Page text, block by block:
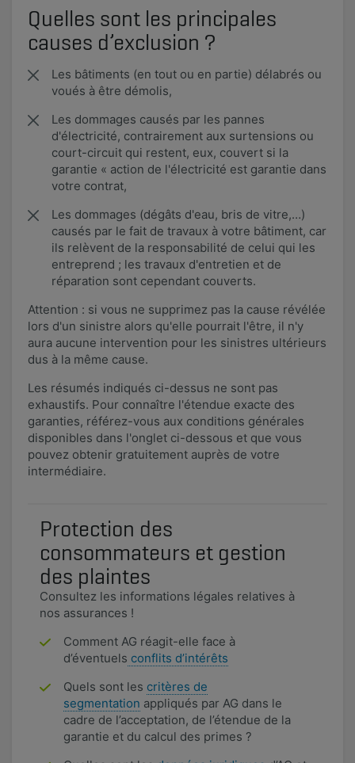
Quelles sont les principales
causes d’exclusion ?
Les bâtiments (en tout ou en partie) délabrés ou
voués à être démolis,
Les dommages causés par les pannes
d'électricité, contrairement aux surtensions ou
court-circuit qui restent, eux, couvert si la
garantie « action de l'électricité est garantie dans
votre contrat,
Les dommages (dégâts d'eau, bris de vitre,…)
causés par le fait de travaux à votre bâtiment, car
ils relèvent de la responsabilité de celui qui les
entreprend ; les travaux d'entretien et de
réparation sont cependant couverts.
Attention : si vous ne supprimez pas la cause révélée
lors d'un sinistre alors qu'elle pourrait l'être, il n'y
aura aucune intervention pour les sinistres ultérieurs
dus à la même cause.
Les résumés indiqués ci-dessus ne sont pas
exhaustifs. Pour connaître l'étendue exacte des
garanties, référez-vous aux conditions générales
disponibles dans l'onglet ci-dessous et que vous
pouvez obtenir gratuitement auprès de votre
intermédiaire.
Protection des
consommateurs et gestion
des plaintes
Consultez les informations légales relatives à
nos assurances !
Comment AG réagit-elle face à
d’éventuels conflits d’intérêts
Quels sont les critères de
segmentation appliqués par AG dans le
cadre de l’acceptation, de l’étendue de la
garantie et du calcul des primes ?